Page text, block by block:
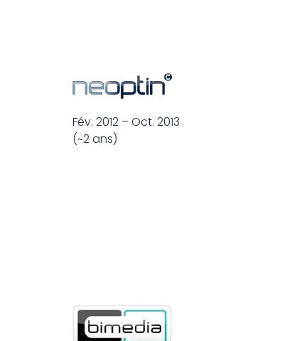
Fév. 2012 – Oct. 2013
(~2 ans)